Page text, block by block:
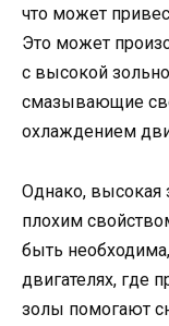
что может
Это может
с высокой
смазывающие
охлаждением
Однако, высокая
плохим
быть
двигателях, где
золы помогают